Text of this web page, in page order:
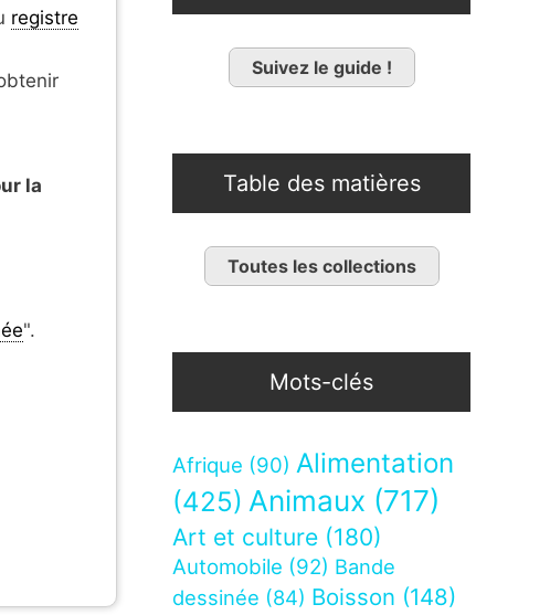
registre
la
".
Suivez le guide !
Table des matières
Toutes les collections
Mots-clés
Afrique (90) Alimentation
(425) Animaux (717)
Art et culture (180)
Automobile (92) Bande
dessinée (84) Boisson (148)